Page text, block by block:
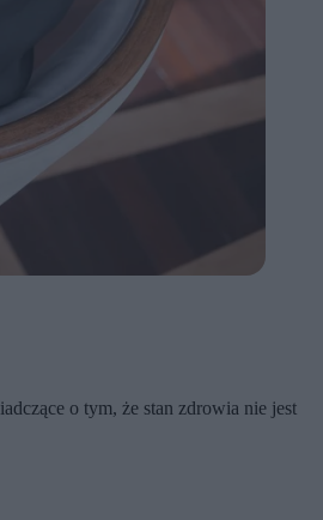
o tym, że stan zdrowia nie jest